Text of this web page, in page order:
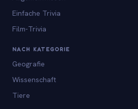
Einfache Trivia
Film-Trivia
NACH KATEGORIE
Geografie
Wissenschaft
Tiere